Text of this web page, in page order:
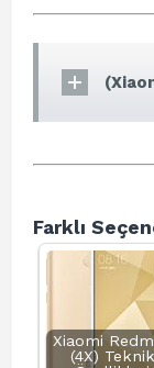
Farklı
Xiaomi
(4X) Teknik